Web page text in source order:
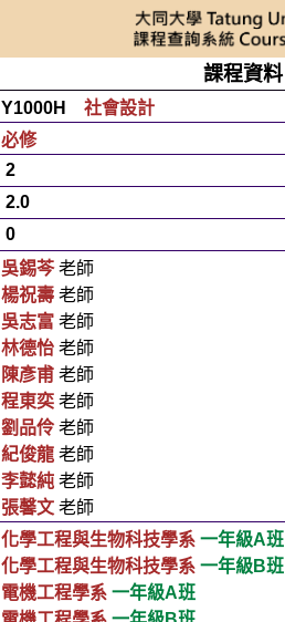
課程資料
Y1000H
社會設計
必修
2
2.0
0
吳錫芩老師
楊祝壽老師
吳志富老師
林德怡老師
陳彥甫老師
程東奕老師
劉品伶老師
紀俊龍老師
李懿純老師
張馨文老師
化學工程與生物科技學系 一年級A班
化學工程與生物科技學系 一年級B班
電機工程學系 一年級A班